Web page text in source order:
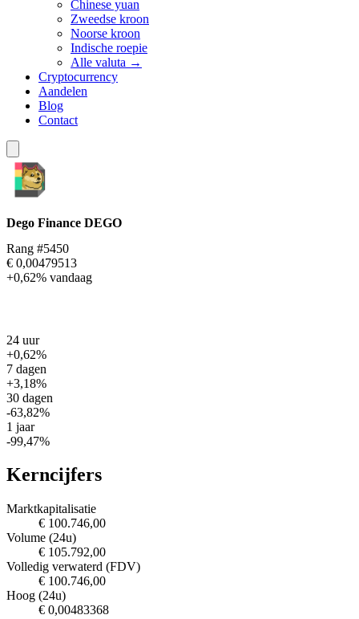
Chinese yuan
Zweedse kroon
Noorse kroon
Indische roepie
Alle valuta →
Cryptocurrency
Aandelen
Blog
Contact
Dego Finance DEGO
Rang #5450
€ 0,00479513
+0,62% vandaag
24 uur
+0,62%
7 dagen
+3,18%
30 dagen
-63,82%
1 jaar
-99,47%
Kerncijfers
Marktkapitalisatie
€ 100.746,00
Volume (24u)
€ 105.792,00
Volledig verwaterd (FDV)
€ 100.746,00
Hoog (24u)
€ 0,00483368